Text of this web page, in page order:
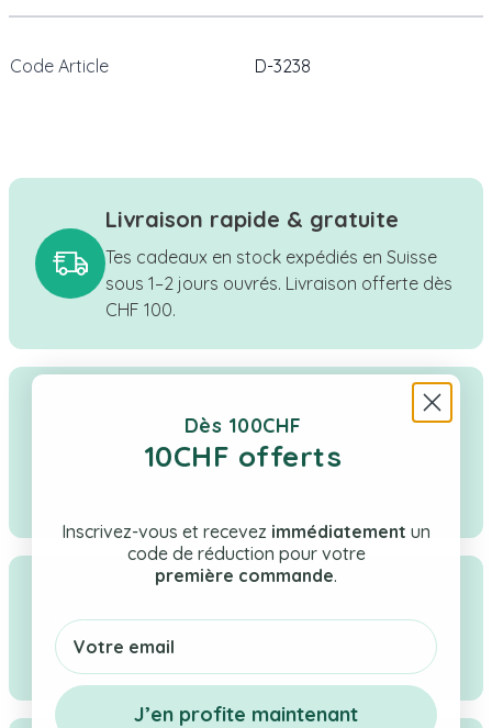
Code Article D-3238
Livraison rapide & gratuite
Tes cadeaux en stock expédiés en Suisse
sous 1–2 jours ouvrés. Livraison offerte dès
CHF 100.
Boutique suisse à taille humaine, une
sélection rigoureuse de cadeaux pour
Réponse sous 24h ouvrées - Contactez-
nous par WhatsApp, téléphone ou e-mail.
Dès 100CHF
10CHF offerts
Inscrivez-vous et recevez immédiatement un
code de réduction pour votre
première commande.
Email
J’en profite maintenant